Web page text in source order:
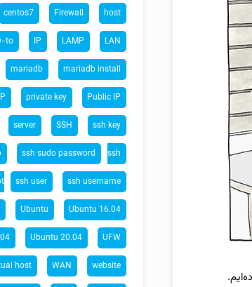
centos7 Firewall host
to IP LAMP LAN
mariadb mariadb install
private key Public IP
server SSH ssh key
ssh sudo password ssh
ssh user ssh username
Ubuntu Ubuntu 16.04
Ubuntu 20.04 UFW
host WAN website